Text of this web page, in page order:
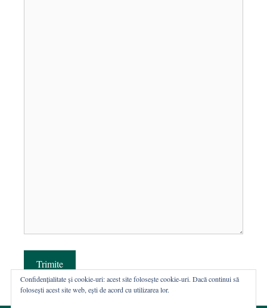
Trimite
Confidențialitate și cookie-uri: acest site folosește cookie-uri. Dacă continui să
folosești acest site web, ești de acord cu utilizarea lor.